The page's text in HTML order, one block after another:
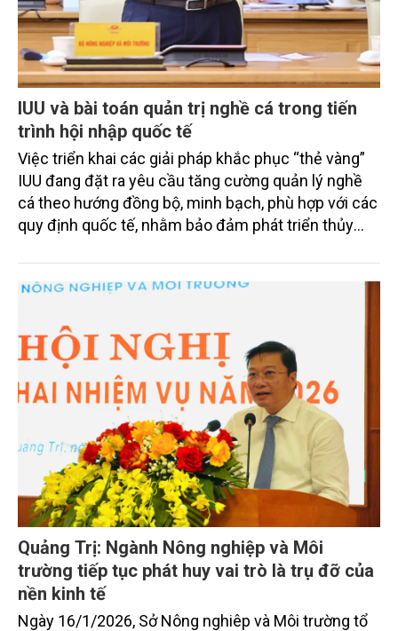
IUU và bài toán quản trị nghề cá trong tiến
trình hội nhập quốc tế
Việc triển khai các giải pháp khắc phục “thẻ vàng”
IUU đang đặt ra yêu cầu tăng cường quản lý nghề
cá theo hướng đồng bộ, minh bạch, phù hợp với các
quy định quốc tế, nhằm bảo đảm phát triển thủy
Quảng Trị: Ngành Nông nghiệp và Môi
trường tiếp tục phát huy vai trò là trụ đỡ của
nền kinh tế
Ngày 16/1/2026, Sở Nông nghiêp và Môi trường tổ